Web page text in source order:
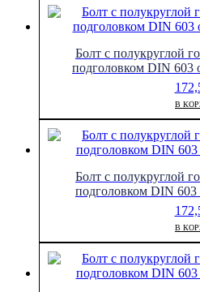
Болт с полукруглой
подголовком DIN 603
В
Болт с полукруглой
подголовком DIN
В